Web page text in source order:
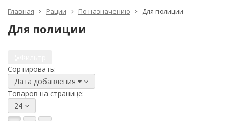
Главная Рации По назначению Для полиции
Для полиции
Сортировать:
Дата добавления
Товаров на странице:
24